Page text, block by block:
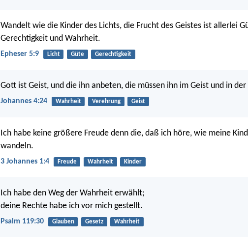
Wandelt wie die Kinder des Lichts, die Frucht des Geistes ist allerlei
Gerechtigkeit und Wahrheit.
Epheser 5:9 Licht Güte Gerechtigkeit
Gott ist Geist, und die ihn anbeten, die müssen ihn im Geist und in
Johannes 4:24 Wahrheit Verehrung Geist
Ich habe keine größere Freude denn die, daß ich höre, wie meine
wandeln.
3 Johannes 1:4 Freude Wahrheit Kinder
Ich habe den Weg der Wahrheit erwählt;
deine Rechte habe ich vor mich gestellt.
Psalm 119:30 Glauben Gesetz Wahrheit